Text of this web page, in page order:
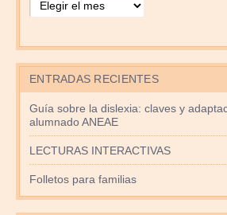
ENTRADAS RECIENTES
Guía sobre la dislexia: claves y
alumnado ANEAE
LECTURAS INTERACTIVAS
Folletos para familias